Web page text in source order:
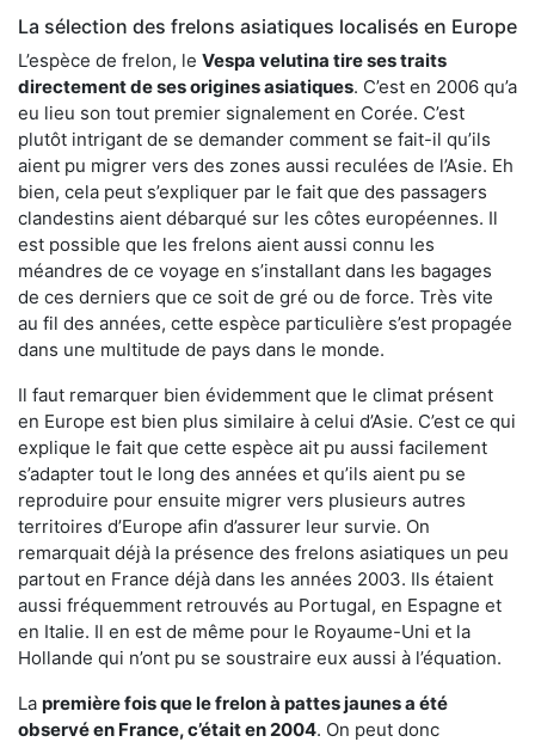
La sélection des frelons asiatiques localisés en Europe
L’espèce de frelon, le Vespa velutina tire ses traits
directement de ses origines asiatiques. C’est en 2006 qu’a
eu lieu son tout premier signalement en Corée. C’est
plutôt intrigant de se demander comment se fait-il qu’ils
aient pu migrer vers des zones aussi reculées de l’Asie. Eh
bien, cela peut s’expliquer par le fait que des passagers
clandestins aient débarqué sur les côtes européennes. Il
est possible que les frelons aient aussi connu les
méandres de ce voyage en s’installant dans les bagages
de ces derniers que ce soit de gré ou de force. Très vite
au fil des années, cette espèce particulière s’est propagée
dans une multitude de pays dans le monde.
Il faut remarquer bien évidemment que le climat présent
en Europe est bien plus similaire à celui d’Asie. C’est ce qui
explique le fait que cette espèce ait pu aussi facilement
s’adapter tout le long des années et qu’ils aient pu se
reproduire pour ensuite migrer vers plusieurs autres
territoires d’Europe afin d’assurer leur survie. On
remarquait déjà la présence des frelons asiatiques un peu
partout en France déjà dans les années 2003. Ils étaient
aussi fréquemment retrouvés au Portugal, en Espagne et
en Italie. Il en est de même pour le Royaume-Uni et la
Hollande qui n’ont pu se soustraire eux aussi à l’équation.
La première fois que le frelon à pattes jaunes a été
observé en France, c’était en 2004. On peut donc